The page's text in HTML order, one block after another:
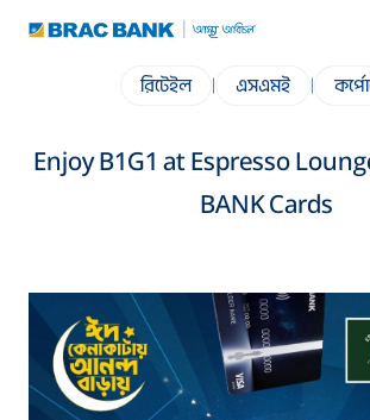
রিটেইল | এসএমই |
Enjoy B1G1 at Espresso
BANK Cards